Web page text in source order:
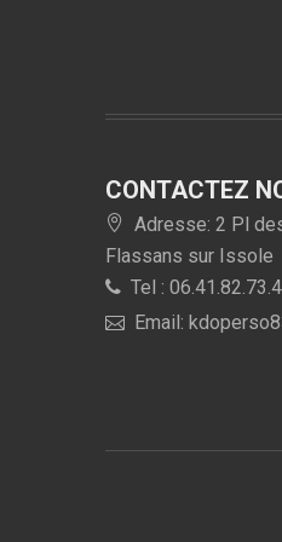
CONTACTEZ
Adresse: 2 Pl
Flassans sur Issole
Tel :
Email: